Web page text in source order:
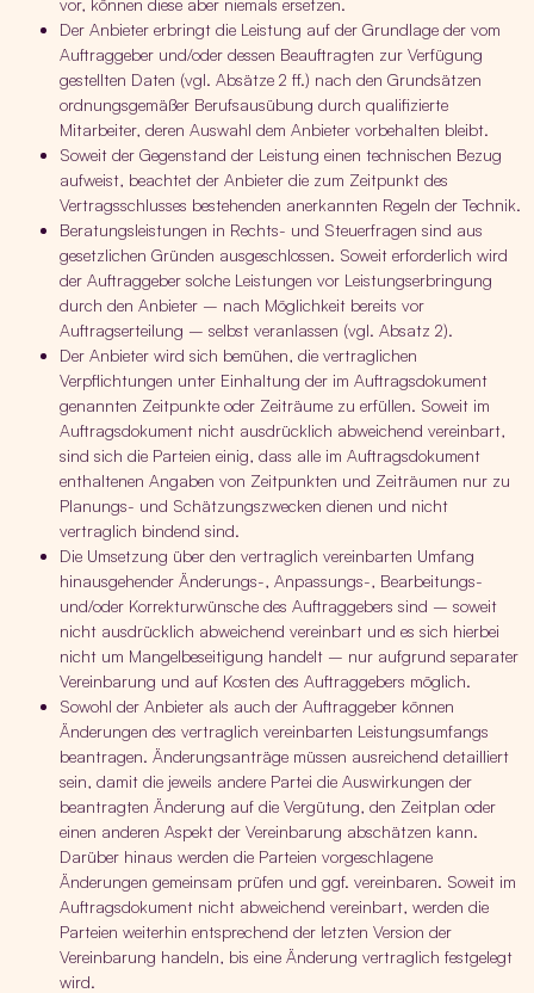
Der Anbieter erbringt die Leistung auf der Grundlage der vom
Auftraggeber und/oder dessen Beauftragten zur Verfügung
gestellten Daten (vgl. Absätze 2 ff.) nach den Grundsätzen
ordnungsgemäßer Berufsausübung durch qualifizierte
Mitarbeiter, deren Auswahl dem Anbieter vorbehalten bleibt.
Soweit der Gegenstand der Leistung einen technischen Bezug
aufweist, beachtet der Anbieter die zum Zeitpunkt des
Vertragsschlusses bestehenden anerkannten Regeln der Technik.
Beratungsleistungen in Rechts- und Steuerfragen sind aus
gesetzlichen Gründen ausgeschlossen. Soweit erforderlich wird
der Auftraggeber solche Leistungen vor Leistungserbringung
durch den Anbieter – nach Möglichkeit bereits vor
Auftragserteilung – selbst veranlassen (vgl. Absatz 2).
Der Anbieter wird sich bemühen, die vertraglichen
Verpflichtungen unter Einhaltung der im Auftragsdokument
genannten Zeitpunkte oder Zeiträume zu erfüllen. Soweit im
Auftragsdokument nicht ausdrücklich abweichend vereinbart,
sind sich die Parteien einig, dass alle im Auftragsdokument
enthaltenen Angaben von Zeitpunkten und Zeiträumen nur zu
Planungs- und Schätzungszwecken dienen und nicht
vertraglich bindend sind.
Die Umsetzung über den vertraglich vereinbarten Umfang
hinausgehender Änderungs-, Anpassungs-, Bearbeitungs-
und/oder Korrekturwünsche des Auftraggebers sind – soweit
nicht ausdrücklich abweichend vereinbart und es sich hierbei
nicht um Mangelbeseitigung handelt – nur aufgrund separater
Vereinbarung und auf Kosten des Auftraggebers möglich.
Sowohl der Anbieter als auch der Auftraggeber können
Änderungen des vertraglich vereinbarten Leistungsumfangs
beantragen. Änderungsanträge müssen ausreichend detailliert
sein, damit die jeweils andere Partei die Auswirkungen der
beantragten Änderung auf die Vergütung, den Zeitplan oder
einen anderen Aspekt der Vereinbarung abschätzen kann.
Darüber hinaus werden die Parteien vorgeschlagene
Änderungen gemeinsam prüfen und ggf. vereinbaren. Soweit im
Auftragsdokument nicht abweichend vereinbart, werden die
Parteien weiterhin entsprechend der letzten Version der
Vereinbarung handeln, bis eine Änderung vertraglich festgelegt
wird.